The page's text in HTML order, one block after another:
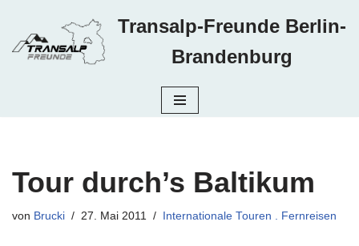
Zum
Inhalt
Transalp-Freunde Berlin-
Brandenburg
Tour durch’s Baltikum
von Brucki 27. Mai 2011 Internationale Touren . Fernreisen